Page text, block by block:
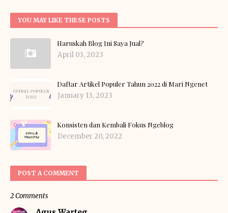
YOU MAY LIKE THESE POSTS
Haruskah Blog Ini Saya Jual?
April 03, 2023
Daftar Artikel Populer Tahun 2022 di Mari Ngenet
January 13, 2023
Konsisten dan Kembali Fokus Ngeblog
December 20, 2022
POST A COMMENT
2 Comments